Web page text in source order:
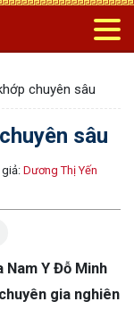
chuyên sâu
sâu
giả:Dương Thị Yến
Y Đỗ Minh
gia nghiên